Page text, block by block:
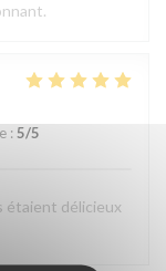
: 5/5
étaient délicieux